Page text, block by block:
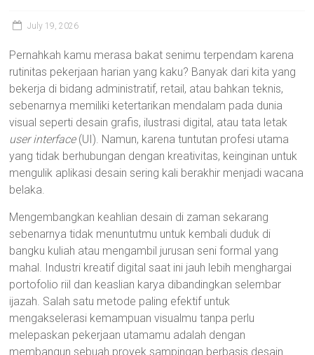
July 19, 2026
Pernahkah kamu merasa bakat senimu terpendam karena
rutinitas pekerjaan harian yang kaku? Banyak dari kita yang
bekerja di bidang administratif, retail, atau bahkan teknis,
sebenarnya memiliki ketertarikan mendalam pada dunia
visual seperti desain grafis, ilustrasi digital, atau tata letak
user interface(UI). Namun, karena tuntutan profesi utama
yang tidak berhubungan dengan kreativitas, keinginan untuk
mengulik aplikasi desain sering kali berakhir menjadi wacana
belaka.
Mengembangkan keahlian desain di zaman sekarang
sebenarnya tidak menuntutmu untuk kembali duduk di
bangku kuliah atau mengambil jurusan seni formal yang
mahal. Industri kreatif digital saat ini jauh lebih menghargai
portofolio riil dan keaslian karya dibandingkan selembar
ijazah. Salah satu metode paling efektif untuk
mengakselerasi kemampuan visualmu tanpa perlu
melepaskan pekerjaan utamamu adalah dengan
membangun sebuah proyek sampingan berbasis desain.